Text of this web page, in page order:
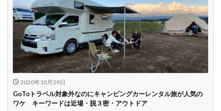
2020年10月29日
GoToトラベル対象外なのにキャンピングカーレンタル旅が人気の
ワケ キーワードは近場・脱３密・アウトドア